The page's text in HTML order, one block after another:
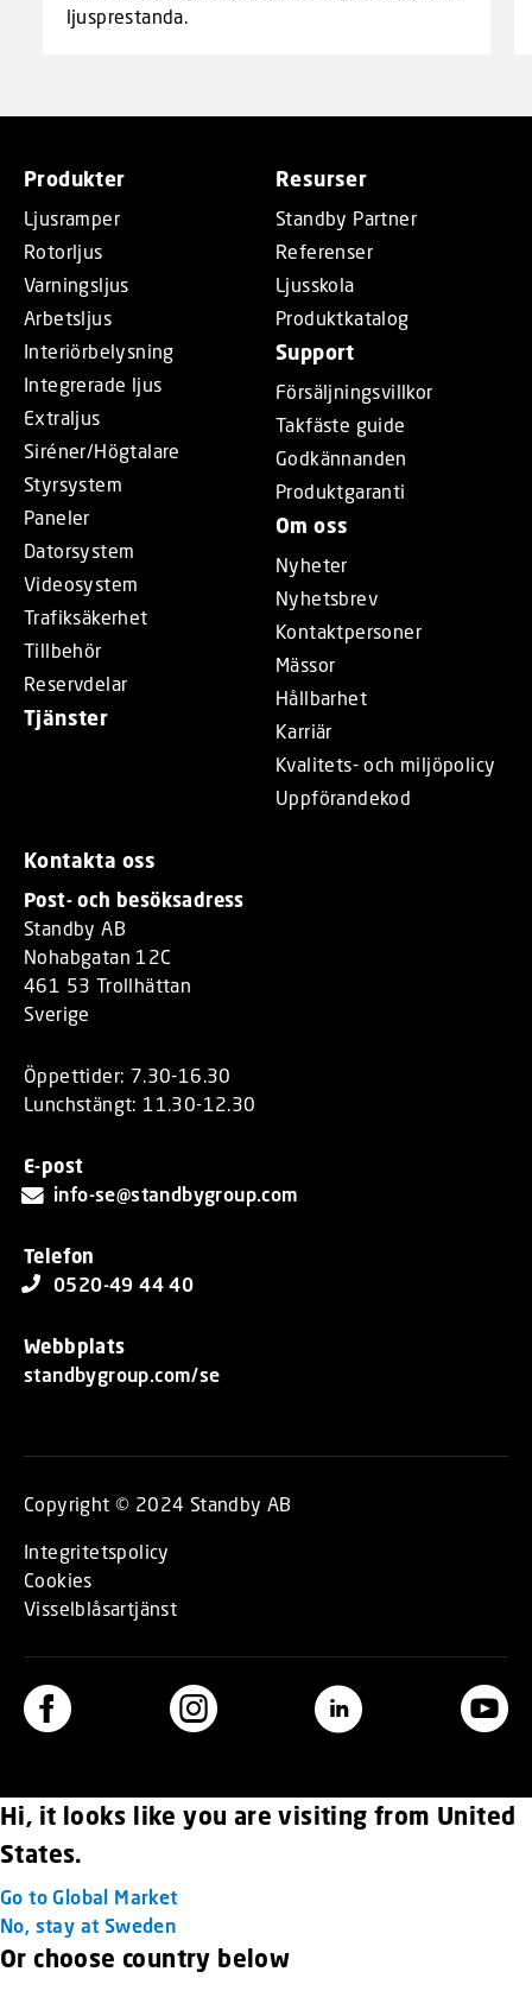
ljusprestanda.
Produkter
Ljusramper
Rotorljus
Varningsljus
Arbetsljus
Interiörbelysning
Integrerade ljus
Extraljus
Siréner/Högtalare
Styrsystem
Paneler
Datorsystem
Videosystem
Trafiksäkerhet
Tillbehör
Reservdelar
Tjänster
Resurser
Standby Partner
Referenser
Ljusskola
Produktkatalog
Support
Försäljningsvillkor
Takfäste guide
Godkännanden
Produktgaranti
Om oss
Nyheter
Nyhetsbrev
Kontaktpersoner
Mässor
Hållbarhet
Karriär
Kvalitets- och miljöpolicy
Uppförandekod
Kontakta oss
Post- och besöksadress
Standby AB
Nohabgatan 12C
461 53 Trollhättan
Sverige
Öppettider: 7.30-16.30
Lunchstängt: 11.30-12.30
E-post
info-se@standbygroup.com
Telefon
0520-49 44 40
Webbplats
standbygroup.com/se
Copyright © 2024 Standby AB
Integritetspolicy
Cookies
Visselblåsartjänst
Hi, it looks like you are visiting from United
States.
Go to Global Market
No, stay at Sweden
Or choose country below